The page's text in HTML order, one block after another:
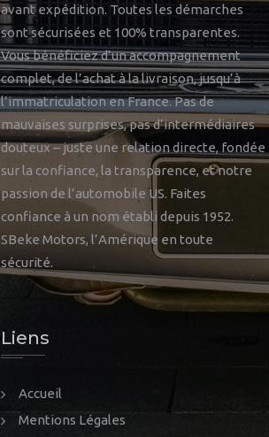
avant expédition. Toutes les démarches
sont sécurisées et 100% transparentes.
Vous bénéficiez d’un accompagnement
complet, de l’achat à la livraison, jusqu’à
l’immatriculation en France. Pas de
mauvaises surprises, pas d’intermédiaires
douteux – juste une relation directe, fondée
sur la confiance, la transparence, et notre
passion de l’automobile US. Faites
confiance à un nom établi depuis 1952.
SBeke Motors, l’Amérique en toute
sécurité.
Liens
Accueil
Mentions Légales